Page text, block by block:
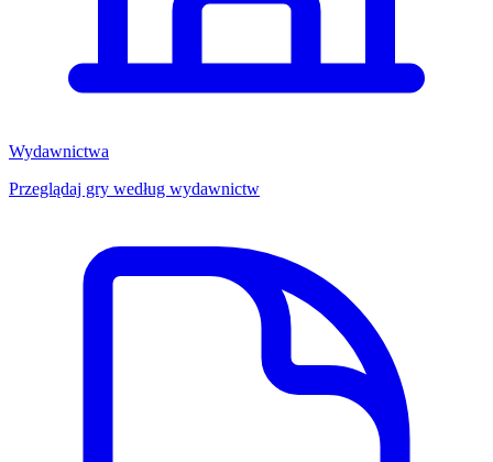
Wydawnictwa
Przeglądaj gry według wydawnictw